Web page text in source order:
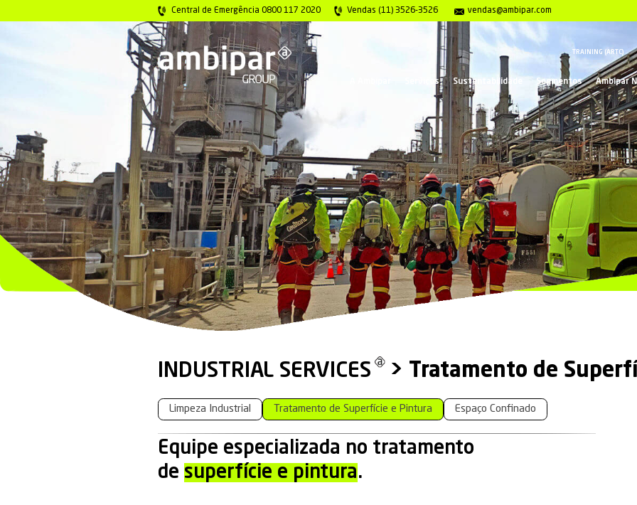
Central de Emergência 0800 117 2020 Vendas (11) 3526-3526
A Ambipar Serviços